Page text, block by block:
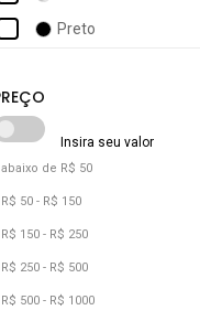
Estilo Veggie Shoes
Preto
abaixo de R$ 50
R$ 50 - R$ 150
R$ 150 - R$ 250
R$ 250 - R$ 500
R$ 500 - R$ 1000